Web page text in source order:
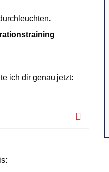
.
ich dir genau jetzt: